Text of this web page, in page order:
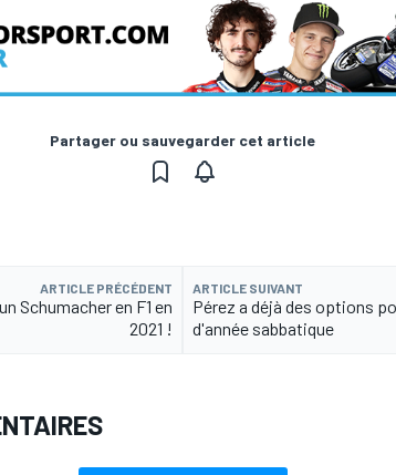
Partager ou sauvegarder cet article
ARTICLE PRÉCÉDENT
Schumacher en F1 en
2021 !
ARTICLE SUIVANT
Pérez a déjà des options
d'année sabbatique